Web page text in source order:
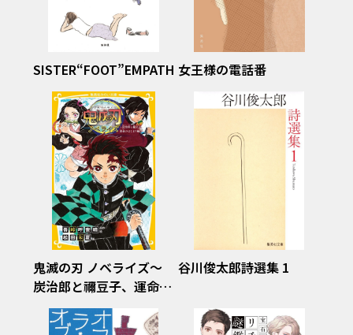
SISTER“FOOT”EMPATHY女王様の電話番
鬼滅の刃 ノベライズ～
炭治郎と禰豆子、運命の
はじまり編～（集英社み
らい文庫）
谷川俊太郎詩選集 1